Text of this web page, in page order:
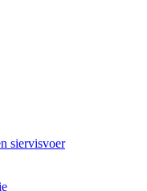
siervisvoer